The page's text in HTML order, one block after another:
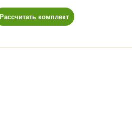
Рассчитать комплект